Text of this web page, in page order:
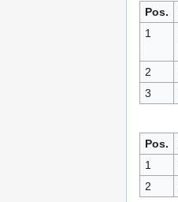
Pos.
1
2
3
Pos.
1
2